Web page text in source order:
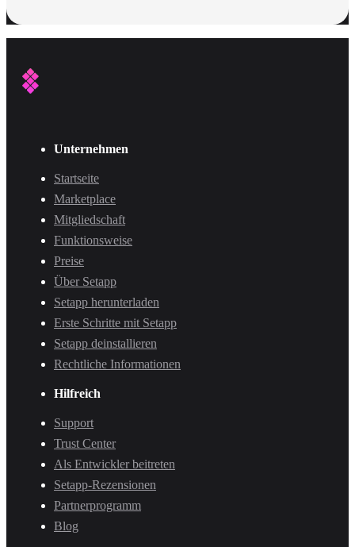
Unternehmen
Startseite
Marketplace
Mitgliedschaft
Funktionsweise
Preise
Über Setapp
Setapp herunterladen
Erste Schritte mit Setapp
Setapp deinstallieren
Rechtliche Informationen
Hilfreich
Support
Trust Center
Als Entwickler beitreten
Setapp-Rezensionen
Partnerprogramm
Blog